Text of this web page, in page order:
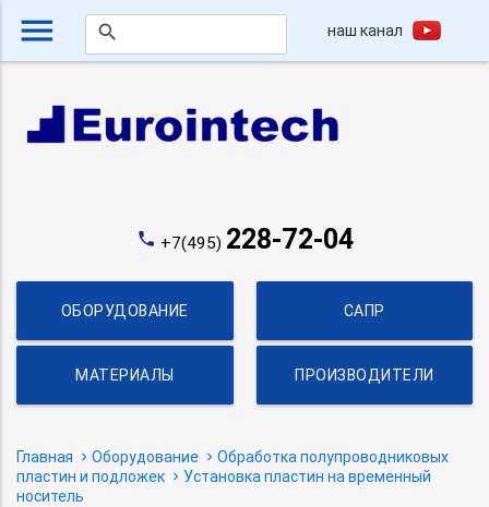
menu search наш канал
phone +7(495) 228-72-04
ОБОРУДОВАНИЕ САПР
МАТЕРИАЛЫ ПРОИЗВОДИТЕЛИ
Главная Оборудование
Обработка полупроводниковых
пластин и подложек
Установка пластин на временный
носитель